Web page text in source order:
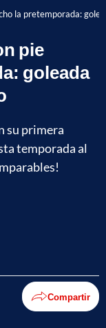
la pretemporada:
pie
goleada
su primera
temporada al
Compartir